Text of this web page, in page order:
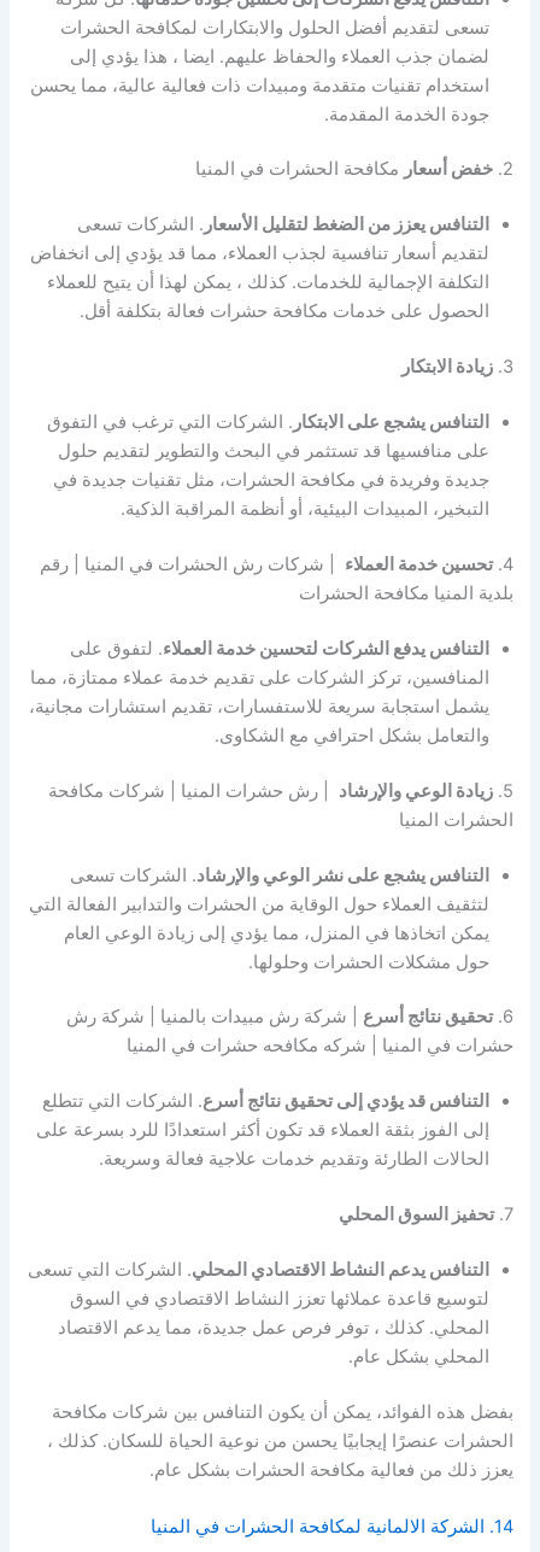
تسعى لتقديم أفضل الحلول والابتكارات لمكافحة الحشرات
لضمان جذب العملاء والحفاظ عليهم. ايضا ، هذا يؤدي إلى
استخدام تقنيات متقدمة ومبيدات ذات فعالية عالية، مما يحسن
جودة الخدمة المقدمة.
2. خفض أسعار مكافحة الحشرات في المنيا
التنافس يعزز من الضغط لتقليل الأسعار . الشركات تسعى
لتقديم أسعار تنافسية لجذب العملاء، مما قد يؤدي إلى انخفاض
التكلفة الإجمالية للخدمات. كذلك ، يمكن لهذا أن يتيح للعملاء
الحصول على خدمات مكافحة حشرات فعالة بتكلفة أقل.
3. زيادة الابتكار
التنافس يشجع على الابتكار . الشركات التي ترغب في التفوق
على منافسيها قد تستثمر في البحث والتطوير لتقديم حلول
جديدة وفريدة في مكافحة الحشرات، مثل تقنيات جديدة في
التبخير، المبيدات البيئية، أو أنظمة المراقبة الذكية.
4. تحسين خدمة العملاء | شركات رش الحشرات في المنيا | رقم
بلدية المنيا مكافحة الحشرات
التنافس يدفع الشركات لتحسين خدمة العملاء. لتفوق على
المنافسين، تركز الشركات على تقديم خدمة عملاء ممتازة، مما
يشمل استجابة سريعة للاستفسارات، تقديم استشارات مجانية،
والتعامل بشكل احترافي مع الشكاوى.
5. زيادة الوعي والإرشاد | رش حشرات المنيا | شركات مكافحة
الحشرات المنيا
التنافس يشجع على نشر الوعي والإرشاد. الشركات تسعى
لتثقيف العملاء حول الوقاية من الحشرات والتدابير الفعالة التي
يمكن اتخاذها في المنزل، مما يؤدي إلى زيادة الوعي العام
حول مشكلات الحشرات وحلولها.
6. تحقيق نتائج أسرع | شركة رش مبيدات بالمنيا | شركة رش
حشرات في المنيا | شركه مكافحه حشرات في المنيا
التنافس قد يؤدي إلى تحقيق نتائج أسرع. الشركات التي تتطلع
إلى الفوز بثقة العملاء قد تكون أكثر استعدادًا للرد بسرعة على
الحالات الطارئة وتقديم خدمات علاجية فعالة وسريعة.
7. تحفيز السوق المحلي
التنافس يدعم النشاط الاقتصادي المحلي. الشركات التي تسعى
لتوسيع قاعدة عملائها تعزز النشاط الاقتصادي في السوق
المحلي. كذلك ، توفر فرص عمل جديدة، مما يدعم الاقتصاد
المحلي بشكل عام.
بفضل هذه الفوائد، يمكن أن يكون التنافس بين شركات مكافحة
الحشرات عنصرًا إيجابيًا يحسن من نوعية الحياة للسكان. كذلك ،
يعزز ذلك من فعالية مكافحة الحشرات بشكل عام.
14. الشركة الالمانية لمكافحة الحشرات في المنيا